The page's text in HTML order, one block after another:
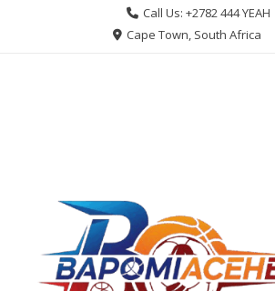
Call Us: +2782 444 YEAH
Cape Town, South Africa